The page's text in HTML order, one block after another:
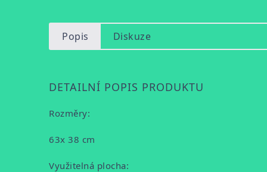
Popis Diskuze
DETAILNÍ POPIS PRODUKTU
Rozměry:
63x 38 cm
Využitelná plocha: